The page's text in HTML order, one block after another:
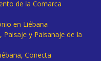
de la Comarca
en Liébana
y Paisanaje de la
Conecta